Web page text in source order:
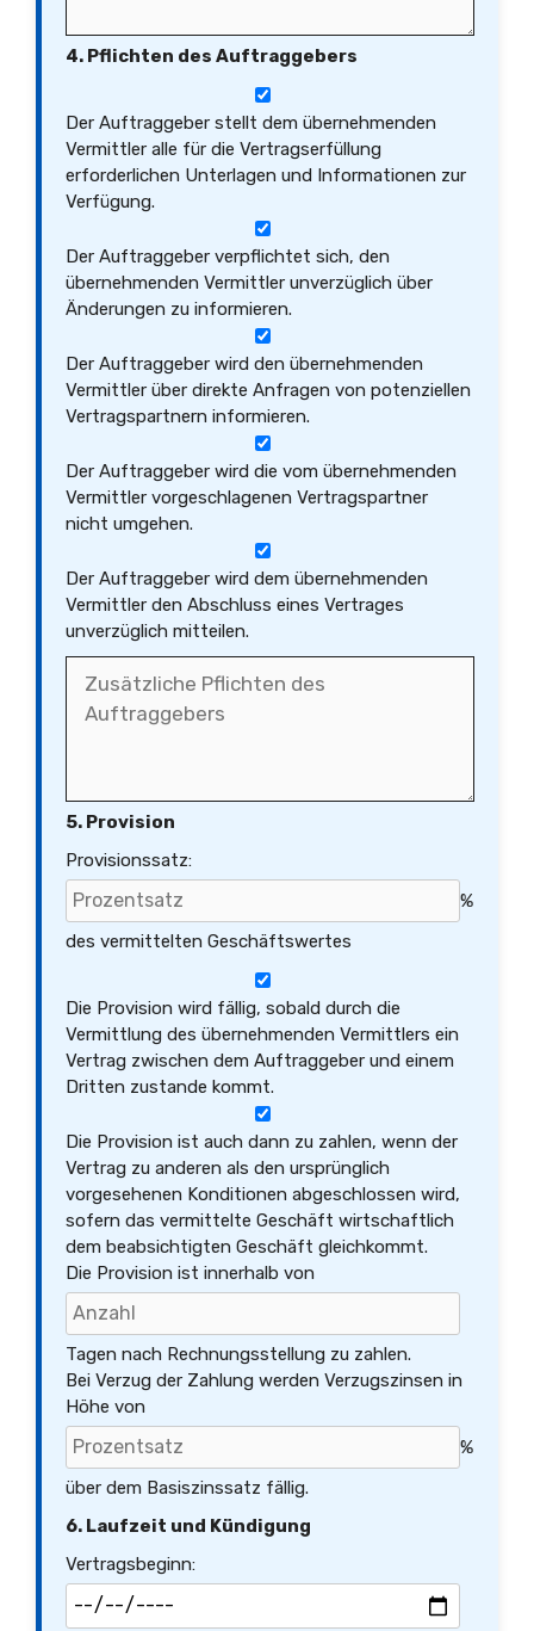
4. Pflichten des Auftraggebers
Der Auftraggeber stellt dem übernehmenden
Vermittler alle für die Vertragserfüllung
erforderlichen Unterlagen und Informationen zur
Verfügung.
Der Auftraggeber verpflichtet sich, den
übernehmenden Vermittler unverzüglich über
Änderungen zu informieren.
Der Auftraggeber wird den übernehmenden
Vermittler über direkte Anfragen von potenziellen
Vertragspartnern informieren.
Der Auftraggeber wird die vom übernehmenden
Vermittler vorgeschlagenen Vertragspartner
nicht umgehen.
Der Auftraggeber wird dem übernehmenden
Vermittler den Abschluss eines Vertrages
unverzüglich mitteilen.
5. Provision
Provisionssatz:
%
des vermittelten Geschäftswertes
Die Provision wird fällig, sobald durch die
Vermittlung des übernehmenden Vermittlers ein
Vertrag zwischen dem Auftraggeber und einem
Dritten zustande kommt.
Die Provision ist auch dann zu zahlen, wenn der
Vertrag zu anderen als den ursprünglich
vorgesehenen Konditionen abgeschlossen wird,
sofern das vermittelte Geschäft wirtschaftlich
dem beabsichtigten Geschäft gleichkommt.
Die Provision ist innerhalb von
Tagen nach Rechnungsstellung zu zahlen.
Bei Verzug der Zahlung werden Verzugszinsen in
Höhe von
%
über dem Basiszinssatz fällig.
6. Laufzeit und Kündigung
Vertragsbeginn: